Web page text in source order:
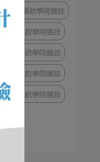
9期餐飲學院雜誌
7期餐飲學院雜誌
5期餐飲學院雜誌
3期餐飲學院雜誌
1期餐飲學院雜誌